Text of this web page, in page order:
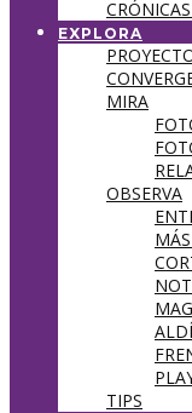
EXPLORA
MIRA
OBSERVA
TIPS